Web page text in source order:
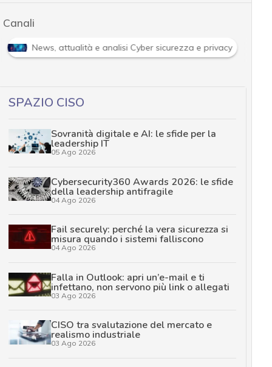
Canali
News, attualità e analisi Cyber sicurezza e privacy
SPAZIO CISO
Sovranità digitale e AI: le sfide per la
leadership IT
05 Ago 2026
Cybersecurity360 Awards 2026: le sfide
della leadership antifragile
04 Ago 2026
Fail securely: perché la vera sicurezza si
misura quando i sistemi falliscono
04 Ago 2026
Falla in Outlook: apri un’e-mail e ti
infettano, non servono più link o allegati
03 Ago 2026
CISO tra svalutazione del mercato e
realismo industriale
03 Ago 2026